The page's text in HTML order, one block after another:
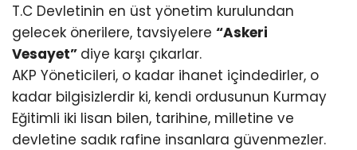
T.C Devletinin en üst yönetim kurulundan
gelecek önerilere, tavsiyelere “Askeri
Vesayet” diye karşı çıkarlar.
AKP Yöneticileri, o kadar ihanet içindedirler, o
kadar bilgisizlerdir ki, kendi ordusunun Kurmay
Eğitimli iki lisan bilen, tarihine, milletine ve
devletine sadık rafine insanlara güvenmezler.